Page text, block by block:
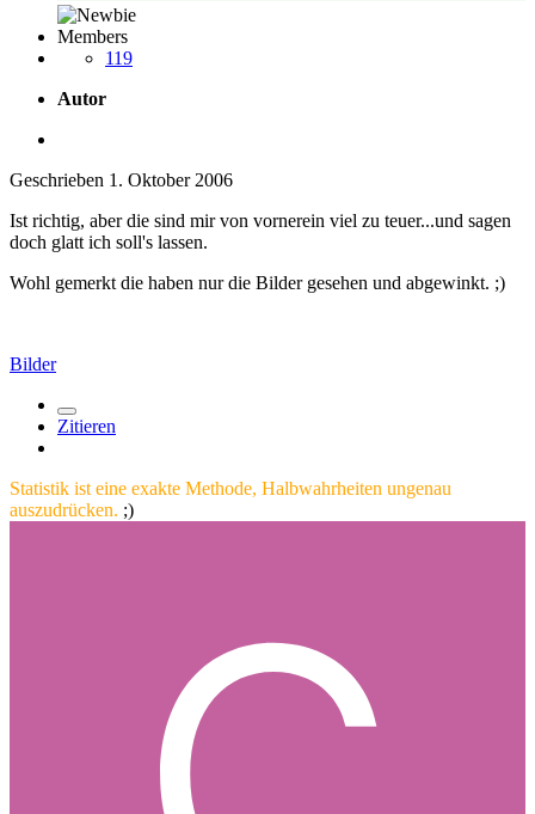
Members
119
Autor
Geschrieben 1. Oktober 2006
Ist richtig, aber die sind mir von vornerein viel zu teuer...und sagen
doch glatt ich soll's lassen.
Wohl gemerkt die haben nur die Bilder gesehen und abgewinkt. ;)
Bilder
Zitieren
Statistik ist eine exakte Methode, Halbwahrheiten ungenau
auszudrücken. ;)